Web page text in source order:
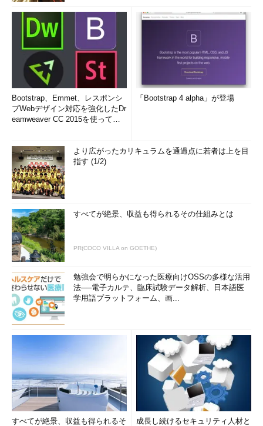
Bootstrap、Emmet、レスポンシ
ブWebデザイン対応を強化したDr
eamweaver CC 2015を使って
「Bootstrap 4 alpha」が登場
より広がったカリキュラムを通過点に若者は上を目
指す (1/2)
すべてが絶景、収益も得られるその仕組みとは
PR(COCO VILLA on GOETHE)
勉強会で明らかになった医療向けOSSの多様な活用
法──電子カルテ、臨床試験データ解析、日本語医
学用語プラットフォーム、画...
すべてが絶景、収益も得られるそ
成長し続けるセキュリティ人材と